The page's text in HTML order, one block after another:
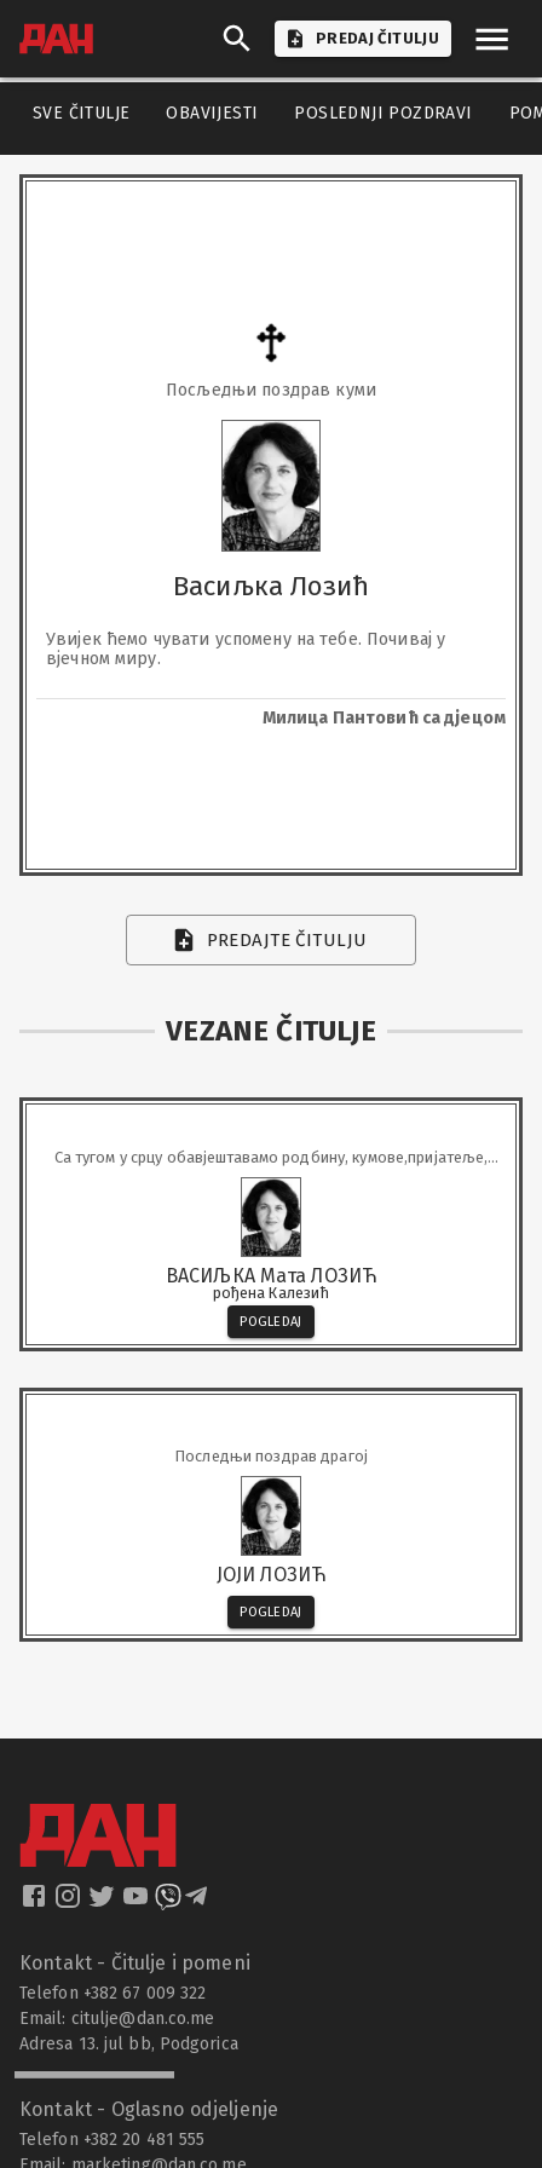
PREDAJ ČITULJU
SVE ČITULJE OBAVIJESTI POSLEDNJI POZDRAVI
Посљедњи поздрав куми
Васиљка Лозић
Увијек ћемо чувати успомену на тебе. Почивај у
вјечном миру.
Милица Пантовић са д‌јецом
PREDAJTE ČITULJU
VEZANE ČITULJE
Са тугом у срцу обавјештавамо родбину, кумове,пријатеље,
комшије и познанике да је дана 14.06.2026. године у 75.години
живота преминула наша драга и вољена
ВАСИЉКА Мата ЛОЗИЋ
рођена Калезић
POGLEDAJ
Последњи поздрав драгој
ЈОЈИ ЛОЗИЋ
POGLEDAJ
Kontakt - Čitulje i pomeni
Telefon +382 67 009 322
Email: citulje@dan.co.me
Adresa 13. jul bb, Podgorica
Kontakt - Oglasno odjeljenje
Telefon +382 20 481 555